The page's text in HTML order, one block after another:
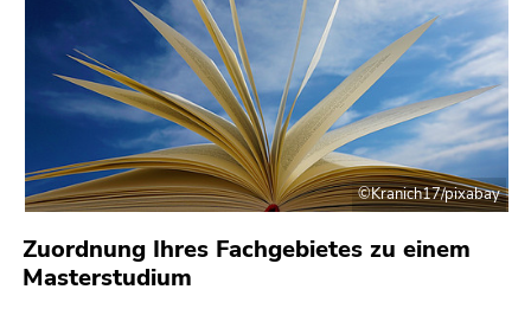
(Zugriffstaste
©Kranich17/pixabay
Zuordnung Ihres Fachgebietes zu einem
Masterstudium